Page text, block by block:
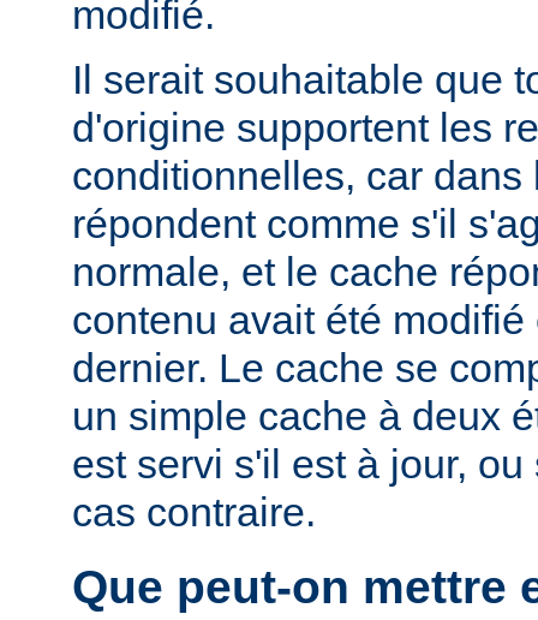
modifié.
Il serait souhaitable que
d'origine supportent les
conditionnelles, car
répondent comme s'il
normale, et le cache
contenu avait été
dernier. Le cache se
un simple cache à deux
est servi s'il est à jour,
cas contraire.
Que peut-on mettre